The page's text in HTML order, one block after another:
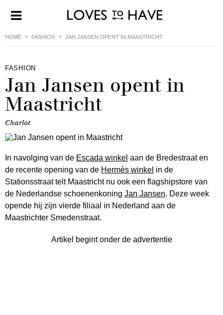
HOME FASHION JAN JANSEN OPENT IN MAASTRICHT
FASHION
Jan Jansen opent in
Maastricht
Charlot
In navolging van de Escada winkel aan de Bredestraat en
de recente opening van de Hermès winkel in de
Stationsstraat telt Maastricht nu ook een flagshipstore van
de Nederlandse schoenenkoning Jan Jansen. Deze week
opende hij zijn vierde filiaal in Nederland aan de
Maastrichter Smedenstraat.
Artikel begint onder de advertentie